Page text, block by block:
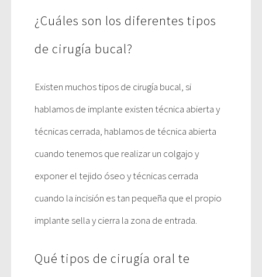
¿Cuáles son los diferentes tipos
de cirugía bucal?
Existen muchos tipos de cirugía bucal, si
hablamos de implante existen técnica abierta y
técnicas cerrada, hablamos de técnica abierta
cuando tenemos que realizar un colgajo y
exponer el tejido óseo y técnicas cerrada
cuando la incisión es tan pequeña que el propio
implante sella y cierra la zona de entrada.
Qué tipos de cirugía oral te